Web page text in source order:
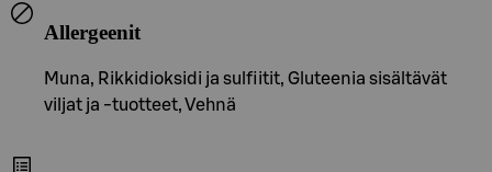
Allergeenit
Muna, Rikkidioksidi ja sulfiitit, Gluteenia sisältävät
viljat ja -tuotteet, Vehnä